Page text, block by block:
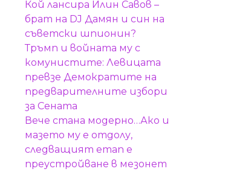
Кой лансира Илин Савов –
брат на DJ Дамян и син на
съветски шпионин?
Тръмп и войната му с
комунистите: Левицата
превзе Демократите на
предварителните избори
за Сената
Вече стана модерно…Ако и
мазето му е отдолу,
следващият етап е
преустройване в мезонет